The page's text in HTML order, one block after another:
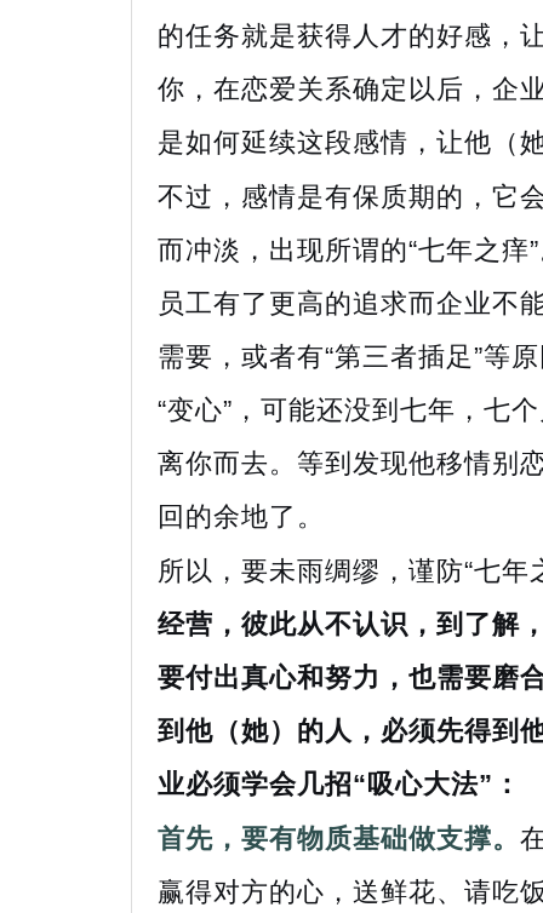
的任务就是获得人才的好感，
你，在恋爱关系确定以后，企
是如何延续这段感情，让他（
不过，感情是有保质期的，它
而冲淡，出现所谓的“七年之痒
员工有了更高的追求而企业不
需要，或者有“第三者插足”等
“变心”，可能还没到七年，七
离你而去。等到发现他移情别
回的余地了。
所以，要未雨绸缪，谨防“七年
经营，彼此从不认识，到了解
要付出真心和努力，也需要磨
到他（她）的人，必须先得到
业必须学会几招“吸心大法”：
首先，要有物质基础做支撑。
赢得对方的心，送鲜花、请吃